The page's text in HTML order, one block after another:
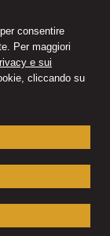
consentire
Per maggiori
e sui
cliccando su